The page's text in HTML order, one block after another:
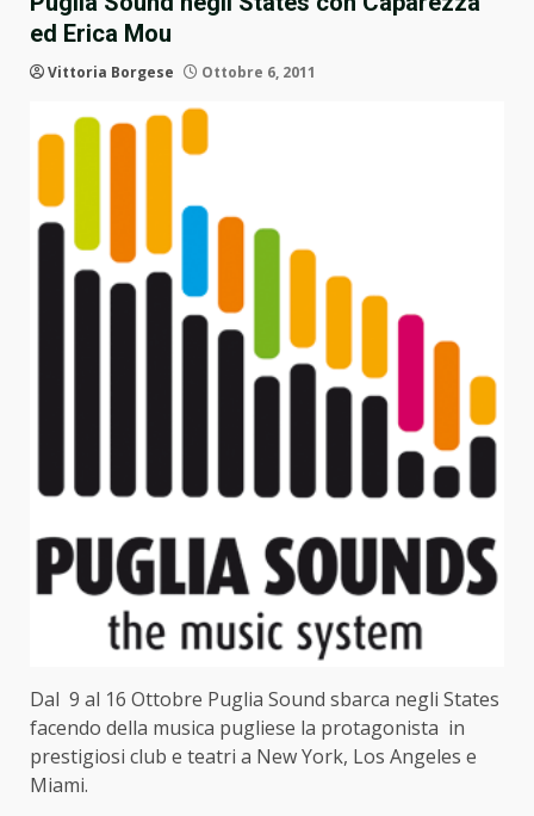
ed Erica Mou
Vittoria Borgese Ottobre 6, 2011
Dal 9 al 16 Ottobre Puglia Sound sbarca negli States
facendo della musica pugliese la protagonista in
prestigiosi club e teatri a New York, Los Angeles e
Miami.